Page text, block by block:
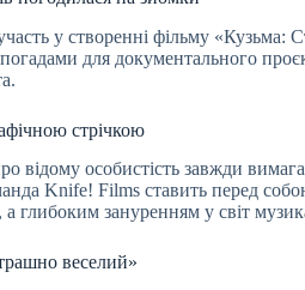
у створенні фільму
для документального
стрічкою
відому особистість завжди
Knife! Films ставить перед
глибоким зануренням у світ
веселий»